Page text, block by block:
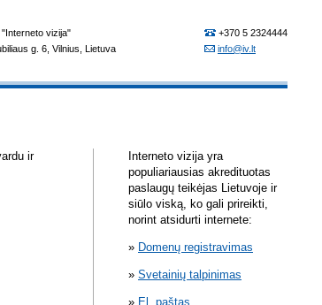
ir
Interneto vizija yra
populiariausias akredituotas
paslaugų teikėjas Lietuvoje ir
siūlo viską, ko gali prireikti,
norint atsidurti internete:
Domenų registravimas
Svetainių talpinimas
El. paštas